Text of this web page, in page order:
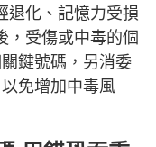
退化、記憶力受損
，受傷或中毒的個
鍵號碼，另消委
免增加中毒風